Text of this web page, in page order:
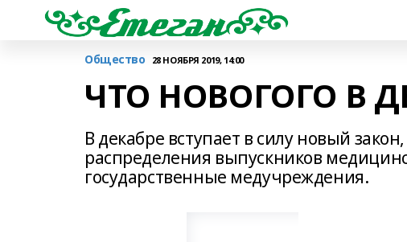
Общество 28 НОЯБРЯ 2019, 14:00
ЧТО НОВОГОГО В
В декабре вступает в силу новый
распределения выпускников
государственные медучреждения.